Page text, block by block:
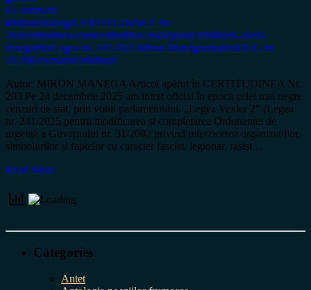
0 Comment
#MironManegaCERTITUDINEA Nr.
203certitudinea.comcertitudinea.roDeputați trădătoriGaleria
renegațilorLegea nr. 241/2025Miron ManegaortodoxOUG nr.
31/2002Senatori trădători
Autor: MIRON MANEGA Articol apărut în CERTITUDINEA Nr.
203 Pe 24 decembrie 2025 am intrat oficial în epoca celei mai negre
cenzuri de stat, prin votul parlamentului. „Legea Vexler 2” (Legea
nr. 241/2025 pentru modificarea și completarea Ordonanței de
urgență a Guvernului nr. 31/2002 privind interzicerea organizațiilor,
simbolurilor și faptelor cu caracter fascist, legionar, rasist…
Read More
Categories
Antet